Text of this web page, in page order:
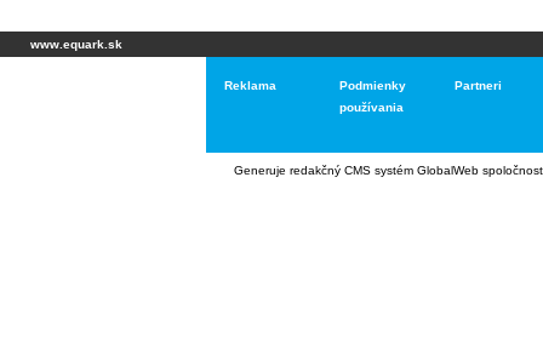
www.equark.sk
Reklama
Podmienky
používania
Partneri
Generuje redakčný CMS systém GlobalWeb